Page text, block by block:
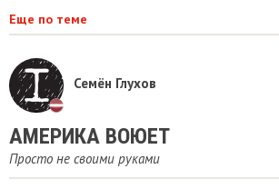
Еще по теме
Семён Глухов
АМЕРИКА ВОЮЕТ
Просто не своими руками